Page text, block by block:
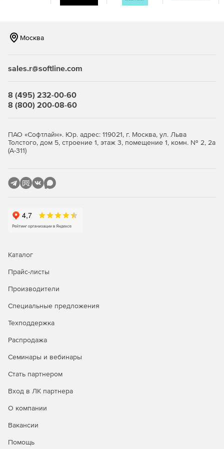
Артефакты, созданные с помощью SQL Change
Automation, полностью поддерживают изменения данных,
Просмотр и утверждение изменений базы данных
Автоматизация изменений SQL включает этап проверки,
который интегрируется с инструментом
предупреждения, если есть вероятность потери данных.
Точный скрипт, необходимый для автоматизации
SQL Change Automation создает скрипт для обновления
управления релизами.
Москва
sales.r@softline.com
8 (495) 232-00-60
8 (800) 200-08-60
ПАО «Софтлайн». Юр. адрес: 119021, г. Москва, ул. Льва
Толстого, дом 5, строение 1, этаж 3, помещение 1, комн. № 2, 2а
(А-311)
Каталог
Прайс-листы
Производители
Специальные предложения
Техподдержка
Распродажа
Семинары и вебинары
Стать партнером
Вход в ЛК партнера
О компании
Вакансии
Помощь